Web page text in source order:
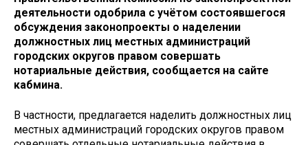
деятельности одобрила с учётом состоявшегося
обсуждения законопроекты о наделении
должностных лиц местных администраций
городских округов правом совершать
нотариальные действия, сообщается на сайте
кабмина.
В частности, предлагается наделить должностных лиц
местных администраций городских округов правом